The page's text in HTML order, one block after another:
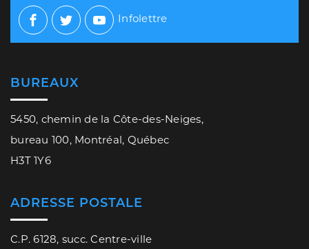
Facebook
TwitterYoutube
Infolettre
BUREAUX
5450, chemin de la Côte-des-Neiges,
bureau 100, Montréal, Québec
H3T 1Y6
ADRESSE POSTALE
C.P. 6128, succ. Centre-ville